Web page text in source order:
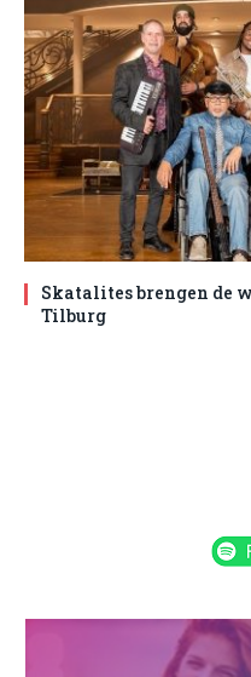
Skatalites brengen de
Tilburg